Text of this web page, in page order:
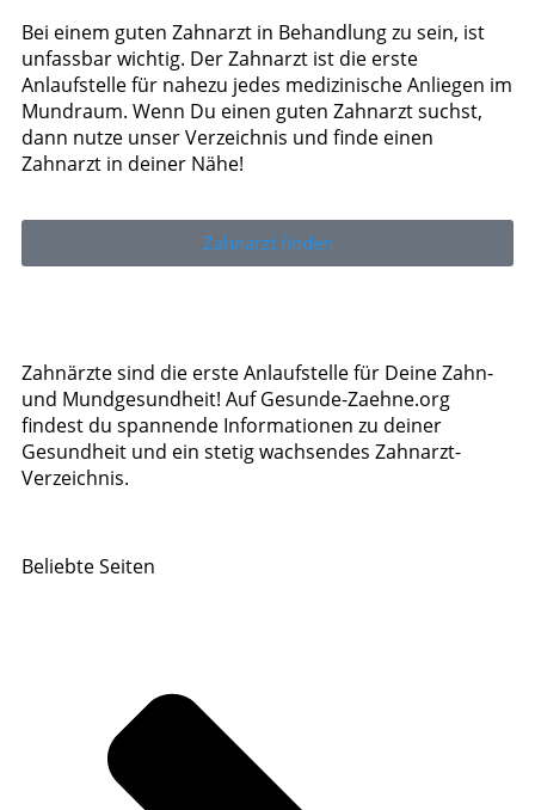
Bei einem guten Zahnarzt in Behandlung zu sein, ist
unfassbar wichtig. Der Zahnarzt ist die erste
Anlaufstelle für nahezu jedes medizinische Anliegen im
Mundraum. Wenn Du einen guten Zahnarzt suchst,
dann nutze unser Verzeichnis und finde einen
Zahnarzt in deiner Nähe!
Zahnarzt finden
Zahnärzte sind die erste Anlaufstelle für Deine Zahn-
und Mundgesundheit! Auf Gesunde-Zaehne.org
findest du spannende Informationen zu deiner
Gesundheit und ein stetig wachsendes Zahnarzt-
Verzeichnis.
Beliebte Seiten